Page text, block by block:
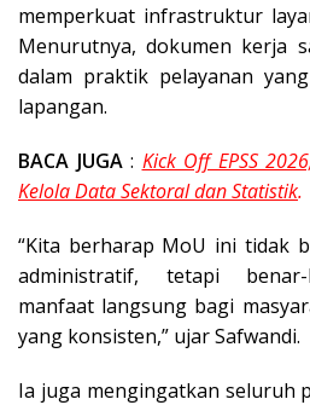
memperkuat infrastruktur
Menurutnya, dokumen kerja
dalam praktik pelayanan
lapangan.
BACA JUGA: Kick Off EPSS
Kelola Data Sektoral dan Statistik.
“Kita berharap MoU ini tidak
administratif, tetapi benar-
manfaat langsung bagi
yang konsisten,” ujar Safwandi.
Ia juga mengingatkan seluruh